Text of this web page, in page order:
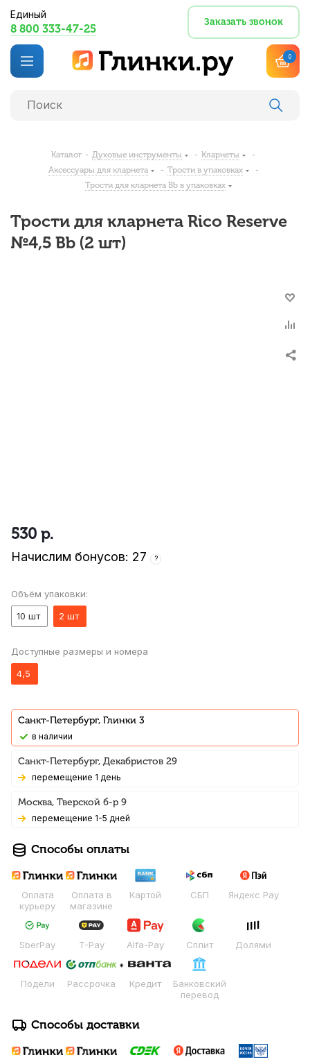
Единый
8 800 333-47-25
Заказать звонок
0
Каталог - Духовые инструменты - Кларнеты
-
Аксессуары для кларнета
- Трости в упаковках
-
Трости для кларнета Bb в упаковках
Трости для кларнета Rico Reserve
№4,5 Bb (2 шт)
530 р.
Начислим бонусов: 27 ?
Объём упаковки:
10 шт
2 шт
Доступные размеры и номера
4,5
Санкт-Петербург, Глинки 3
В наличии
Санкт-Петербург, Декабристов 29
Перемещение 1 день
Москва, Тверской б-р 9
Перемещение 1-5 дней
Способы оплаты
Оплата
курьеру
Оплата в
магазине
Картой СБП Яндекс Pay
SberPay T-Pay Alfa-Pay Сплит Долями
Подели Рассрочка Кредит
Банковский
перевод
Способы доставки